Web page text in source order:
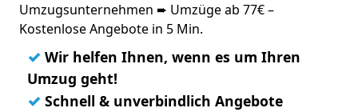
Umzugsunternehmen ➨ Umzüge ab 77€ –
Kostenlose Angebote in 5 Min.
✓ Wir helfen Ihnen, wenn es um Ihren
Umzug geht!
✓ Schnell & unverbindlich Angebote